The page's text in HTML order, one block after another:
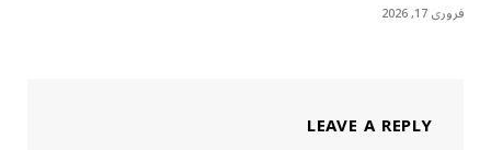
فروری 17, 2026
LEAVE A REPLY